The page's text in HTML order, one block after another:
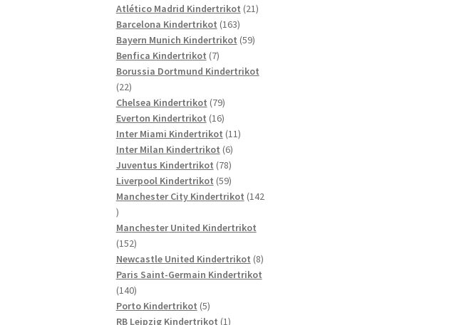
Produkte
Atlético Madrid Kindertrikot 2121
Barcelona Kindertrikot 163163
Produkte
Bayern Munich Kindertrikot 5959
Benfica Kindertrikot 77
Produkte
Borussia Dortmund Kindertrikot
2222
Produkte
Chelsea Kindertrikot 7979
Produkte
Everton Kindertrikot 1616
Produkte
Inter Miami Kindertrikot 1111
Inter Milan Kindertrikot 66
Produkte
Juventus Kindertrikot 7878
Produkte
Liverpool Kindertrikot 5959
Produkte
Manchester City Kindertrikot 142
142
Produkte
Manchester United Kindertrikot
152152
Produkte
Newcastle United Kindertrikot 88
Produkte
Paris Saint-Germain Kindertrikot
140140
Produkte
Porto Kindertrikot 55
Produkte
RB Leipzig Kindertrikot 11